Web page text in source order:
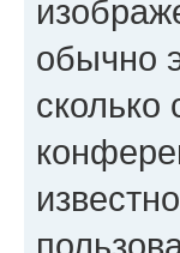
обычно